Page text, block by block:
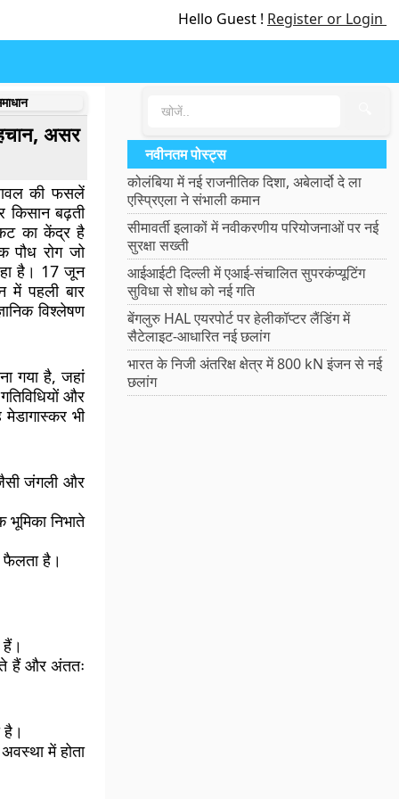
Hello Guest ! Register or Login
असर
की फसलें
किसान बढ़ती
का केंद्र है
पौध रोग जो
है। 17 जून
में पहली बार
विश्लेषण
गया है, जहां
और
भी
जंगली और
निभाते
फैलता है।
हैं और अंततः
है।
में होता
नवीनतम पोस्ट्स
कोलंबिया में नई राजनीतिक दिशा, अबेलार्दो दे ला
एस्प्रिएला ने संभाली कमान
सीमावर्ती इलाकों में नवीकरणीय परियोजनाओं पर नई
सुरक्षा सख्ती
आईआईटी दिल्ली में एआई-संचालित सुपरकंप्यूटिंग
सुविधा से शोध को नई गति
बेंगलुरु HAL एयरपोर्ट पर हेलीकॉप्टर लैंडिंग में
सैटेलाइट-आधारित नई छलांग
भारत के निजी अंतरिक्ष क्षेत्र में 800 kN इंजन से नई
छलांग